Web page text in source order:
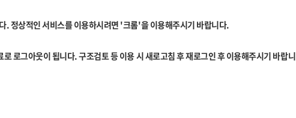
. 정상적인 서비스를 이용하시려면 '크롬'을 이용해주시기 바랍니다.
로그아웃이 됩니다. 구조검토 등 이용 시 새로고침 후 재로그인 후 이용해주시기 바랍니